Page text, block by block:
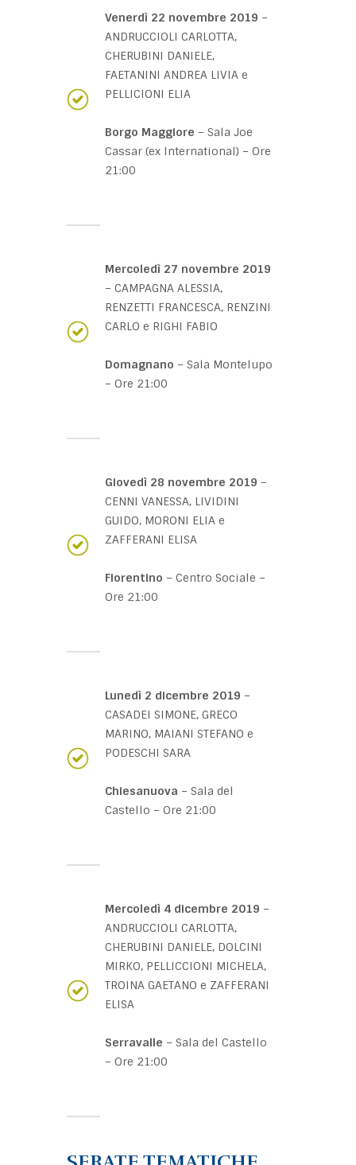
Venerdì 22 novembre 2019 –
ANDRUCCIOLI CARLOTTA,
CHERUBINI DANIELE,
FAETANINI ANDREA LIVIA e
PELLICIONI ELIA
Borgo Maggiore – Sala Joe
Cassar (ex International) – Ore
21:00
Mercoledì 27 novembre 2019
– CAMPAGNA ALESSIA,
RENZETTI FRANCESCA, RENZINI
CARLO e RIGHI FABIO
Domagnano – Sala Montelupo
– Ore 21:00
Giovedì 28 novembre 2019 –
CENNI VANESSA, LIVIDINI
GUIDO, MORONI ELIA e
ZAFFERANI ELISA
Fiorentino – Centro Sociale –
Ore 21:00
Lunedì 2 dicembre 2019 –
CASADEI SIMONE, GRECO
MARINO, MAIANI STEFANO e
PODESCHI SARA
Chiesanuova – Sala del
Castello – Ore 21:00
Mercoledì 4 dicembre 2019 –
ANDRUCCIOLI CARLOTTA,
CHERUBINI DANIELE, DOLCINI
MIRKO, PELLICCIONI MICHELA,
TROINA GAETANO e ZAFFERANI
ELISA
Serravalle – Sala del Castello
– Ore 21:00